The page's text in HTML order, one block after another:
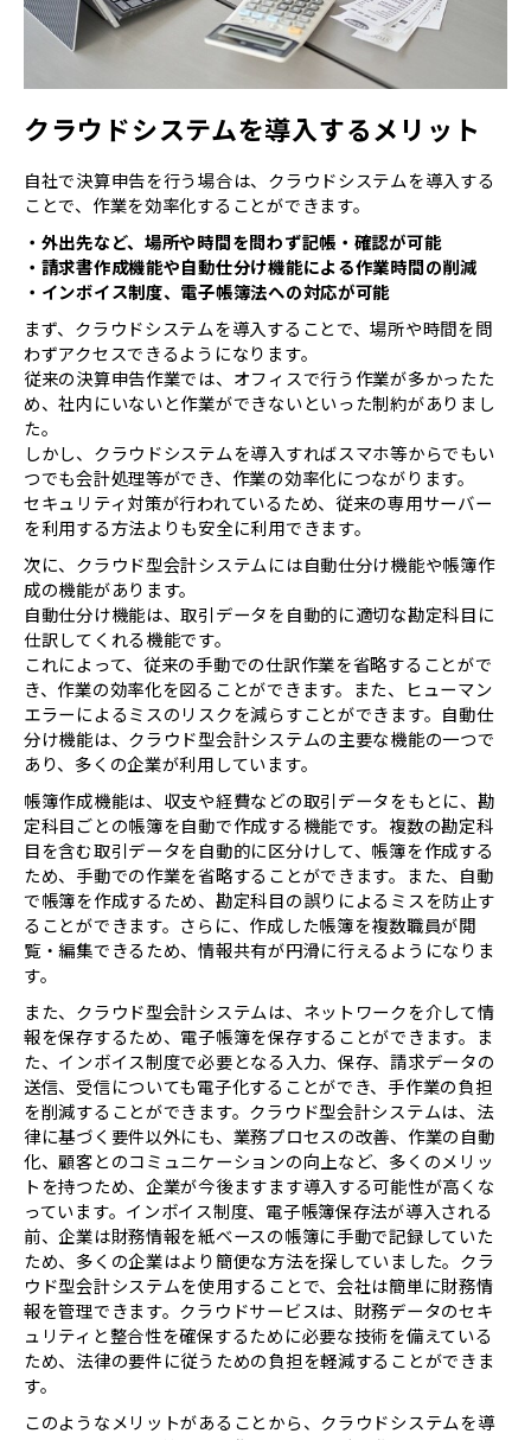
クラウドシステムを導入するメリット
自社で決算申告を行う場合は、クラウドシステムを導入する
ことで、作業を効率化することができます。
・外出先など、場所や時間を問わず記帳・確認が可能
・請求書作成機能や自動仕分け機能による作業時間の削減
・インボイス制度、電子帳簿法への対応が可能
まず、クラウドシステムを導入することで、場所や時間を問
わずアクセスできるようになります。
従来の決算申告作業では、オフィスで行う作業が多かったた
め、社内にいないと作業ができないといった制約がありまし
た。
しかし、クラウドシステムを導入すればスマホ等からでもい
つでも会計処理等ができ、作業の効率化につながります。
セキュリティ対策が行われているため、従来の専用サーバー
を利用する方法よりも安全に利用できます。
次に、クラウド型会計システムには自動仕分け機能や帳簿作
成の機能があります。
自動仕分け機能は、取引データを自動的に適切な勘定科目に
仕訳してくれる機能です。
これによって、従来の手動での仕訳作業を省略することがで
き、作業の効率化を図ることができます。また、ヒューマン
エラーによるミスのリスクを減らすことができます。自動仕
分け機能は、クラウド型会計システムの主要な機能の一つで
あり、多くの企業が利用しています。
帳簿作成機能は、収支や経費などの取引データをもとに、勘
定科目ごとの帳簿を自動で作成する機能です。複数の勘定科
目を含む取引データを自動的に区分けして、帳簿を作成する
ため、手動での作業を省略することができます。また、自動
で帳簿を作成するため、勘定科目の誤りによるミスを防止す
ることができます。さらに、作成した帳簿を複数職員が閲
覧・編集できるため、情報共有が円滑に行えるようになりま
す。
また、クラウド型会計システムは、ネットワークを介して情
報を保存するため、電子帳簿を保存することができます。ま
た、インボイス制度で必要となる入力、保存、請求データの
送信、受信についても電子化することができ、手作業の負担
を削減することができます。クラウド型会計システムは、法
律に基づく要件以外にも、業務プロセスの改善、作業の自動
化、顧客とのコミュニケーションの向上など、多くのメリッ
トを持つため、企業が今後ますます導入する可能性が高くな
っています。インボイス制度、電子帳簿保存法が導入される
前、企業は財務情報を紙ベースの帳簿に手動で記録していた
ため、多くの企業はより簡便な方法を探していました。クラ
ウド型会計システムを使用することで、会社は簡単に財務情
報を管理できます。クラウドサービスは、財務データのセキ
ュリティと整合性を確保するために必要な技術を備えている
ため、法律の要件に従うための負担を軽減することができま
す。
このようなメリットがあることから、クラウドシステムを導